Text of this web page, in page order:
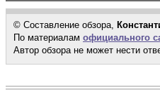
© Составление обзора,
По материалам официального
Автор обзора не может нести